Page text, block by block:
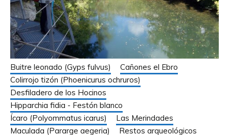
Buitre leonado (Gyps fulvus)
Cañones el Ebro
Colirrojo tizón (Phoenicurus ochruros)
Desfiladero de los Hocinos
Hipparchia fidia - Festón blanco
Ícaro (Polyommatus icarus)
Las Merindades
Maculada (Pararge aegeria)
Restos arqueológicos